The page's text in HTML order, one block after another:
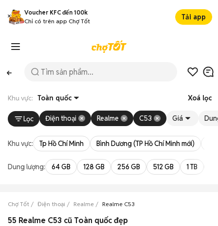
Voucher KFC đến 100k
Chỉ có trên app Chợ Tốt
Tải app
Khu vực: Toàn quốc Xoá lọc
Lọc Điện thoại Realme C53 Giá
Khu vực: Tp Hồ Chí Minh Bình Dương (TP Hồ Chí Minh mới)
Dung lượng: 64 GB 128 GB 256 GB 512 GB 1 TB
Chợ Tốt Điện thoại Realme Realme C53
55 Realme C53 cũ Toàn quốc đẹp